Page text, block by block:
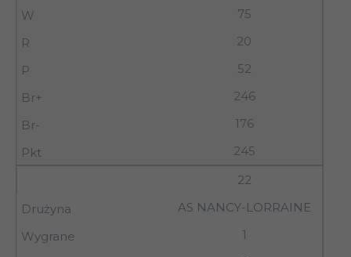
75
20
52
246
176
245
22
AS NANCY-LORRAINE
1